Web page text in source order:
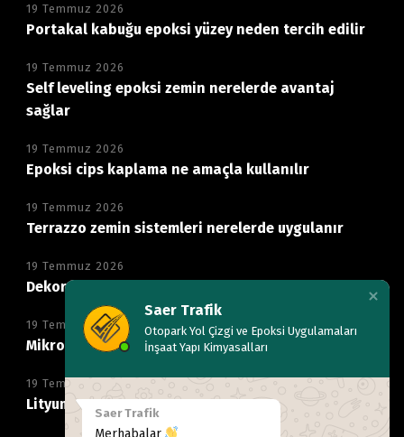
Saer Trafik
Otopark Yol Çizgi ve Epoksi Uygulamaları
İnşaat Yapı Kimyasalları
Saer Trafik
Merhabalar
19 Temmuz 2026
Portakal kabuğu epoksi yüzey neden tercih edilir
19 Temmuz 2026
Self leveling epoksi zemin nerelerde avantaj
sağlar
19 Temmuz 2026
Epoksi cips kaplama ne amaçla kullanılır
19 Temmuz 2026
Terrazzo zemin sistemleri nerelerde uygulanır
19 Temmuz 2026
Dekoratif mikro beton zemin neden tercih edilir
19 Temmuz 2026
Mikro beton kaplama hangi alanlarda kullanılır
19 Temmuz 2026
Lityum silikat ile beton parlatma nasıl yapılır